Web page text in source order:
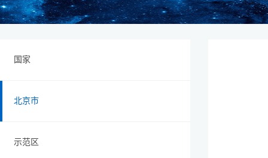
国家
北京市
示范区